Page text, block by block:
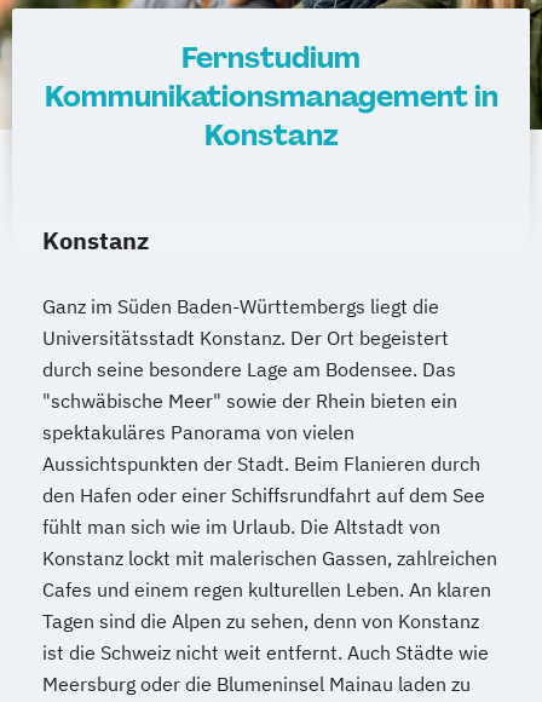
Fernstudium
Kommunikationsmanagement in
Konstanz
Konstanz
Ganz im Süden Baden-Württembergs liegt die
Universitätsstadt Konstanz. Der Ort begeistert
durch seine besondere Lage am Bodensee. Das
"schwäbische Meer" sowie der Rhein bieten ein
spektakuläres Panorama von vielen
Aussichtspunkten der Stadt. Beim Flanieren durch
den Hafen oder einer Schiffsrundfahrt auf dem See
fühlt man sich wie im Urlaub. Die Altstadt von
Konstanz lockt mit malerischen Gassen, zahlreichen
Cafes und einem regen kulturellen Leben. An klaren
Tagen sind die Alpen zu sehen, denn von Konstanz
ist die Schweiz nicht weit entfernt. Auch Städte wie
Meersburg oder die Blumeninsel Mainau laden zu